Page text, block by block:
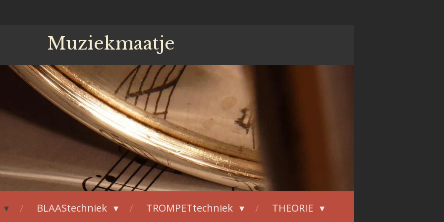
Muziekmaatje
BLAAStechniek TROMPETtechniek
THEORIE